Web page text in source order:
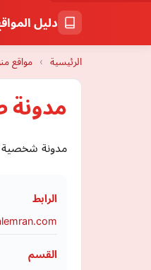
دليل
الرئيسية › مواقع
مدونة
مدونة شخصية
الرابط
القسم